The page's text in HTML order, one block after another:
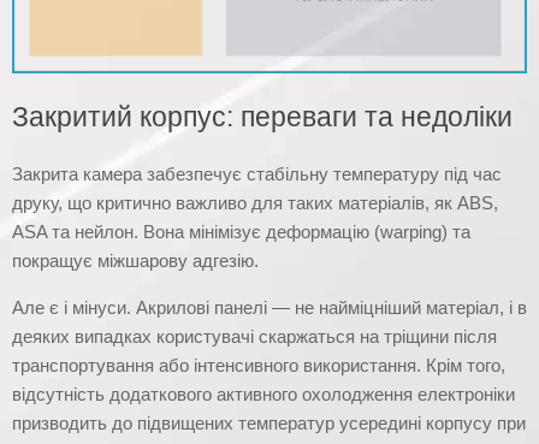
Закритий корпус: переваги та недоліки
Закрита камера забезпечує стабільну температуру під час
друку, що критично важливо для таких матеріалів, як ABS,
ASA та нейлон. Вона мінімізує деформацію (warping) та
покращує міжшарову адгезію.
Але є і мінуси. Акрилові панелі — не найміцніший матеріал, і в
деяких випадках користувачі скаржаться на тріщини після
транспортування або інтенсивного використання. Крім того,
відсутність додаткового активного охолодження електроніки
призводить до підвищених температур усередині корпусу при